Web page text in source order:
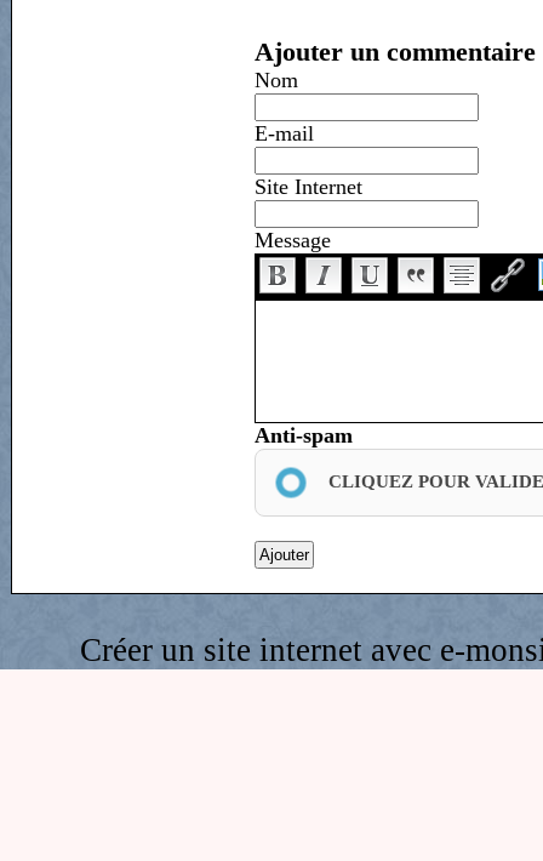
Ajouter un commentaire
Nom
E-mail
Site Internet
Message
Anti-spam
CLIQUEZ POUR
Créer un site internet avec e-